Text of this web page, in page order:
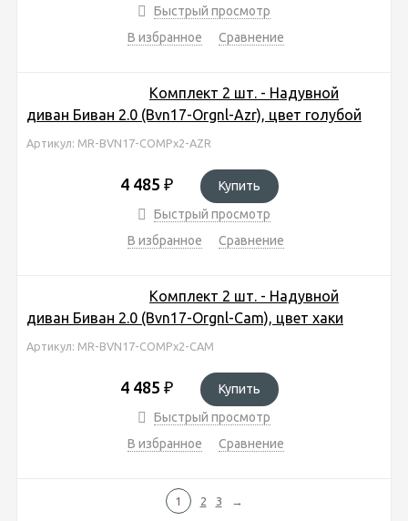
Быстрый просмотр
В избранное
Сравнение
Комплект 2 шт. - Надувной
диван Биван 2.0 (Bvn17-Orgnl-Azr), цвет голубой
Артикул: MR-BVN17-COMPx2-AZR
4 485 ₽
Купить
Быстрый просмотр
В избранное
Сравнение
Комплект 2 шт. - Надувной
диван Биван 2.0 (Bvn17-Orgnl-Cam), цвет хаки
Артикул: MR-BVN17-COMPx2-CAM
4 485 ₽
Купить
Быстрый просмотр
В избранное
Сравнение
1 2 3 →